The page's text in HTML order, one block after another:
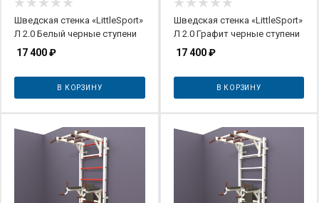
Шведская стенка «LittleSport»
Л 2.0 Белый черные ступени
17 400₽
В КОРЗИНУ
Шведская стенка «LittleSport»
Л 2.0 Графит черные ступени
17 400₽
В КОРЗИНУ